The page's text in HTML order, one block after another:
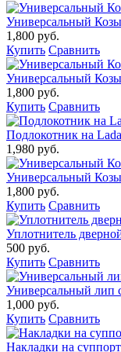
Универсальный
1,800 руб.
Купить Сравнить
Универсальный
1,800 руб.
Купить Сравнить
Подлокотник на
1,980 руб.
Универсальный
1,800 руб.
Купить Сравнить
Уплотнитель
500 руб.
Купить Сравнить
Универсальный лип
1,000 руб.
Купить Сравнить
Накладки на